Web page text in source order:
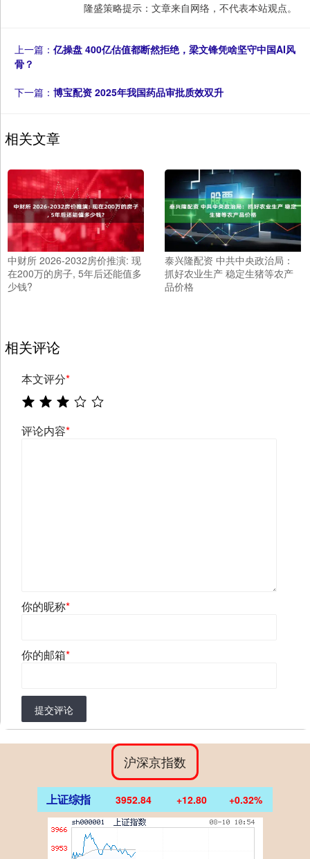
隆盛策略提示：文章来自网络，不代表本站观点。
上一篇： 亿操盘 400亿估值都断然拒绝，梁文锋凭啥坚守中国AI风
骨？
下一篇： 博宝配资 2025年我国药品审批质效双升
相关文章
中财所 2026-2032房价推演: 现
在200万的房子, 5年后还能值多
少钱?
泰兴隆配资 中共中央政治局：
抓好农业生产 稳定生猪等农产
品价格
相关评论
本文评分*
评论内容*
你的昵称*
你的邮箱*
提交评论
沪深京指数
上证综指 3952.84 +12.80 +0.32%